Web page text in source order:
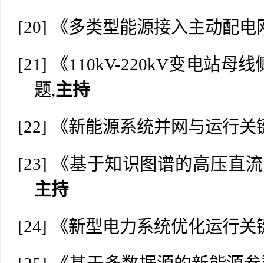
[20]
《多类型能源接入主动配
[21]
《110kV-220kV变电站母
题,主持
[22]
《新能源系统并网与运行
[23]
《基于知识图谱的高压直
主持
[24]
《新型电力系统优化运行